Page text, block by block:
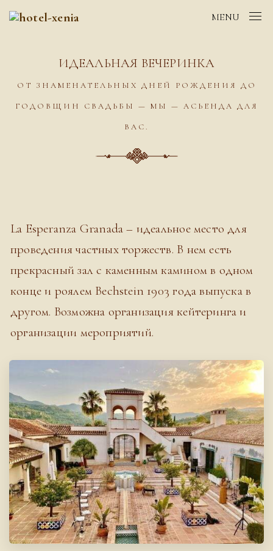
MENU
ИДЕАЛЬНАЯ ВЕЧЕРИНКА
ОТ ЗНАМЕНАТЕЛЬНЫХ ДНЕЙ РОЖДЕНИЯ ДО
ГОДОВЩИН СВАДЬБЫ — МЫ — АСЬЕНДА ДЛЯ
ВАС.
La Esperanza Granada – идеальное место для
проведения частных торжеств. В нем есть
прекрасный зал с каменным камином в одном
конце и роялем Bechstein 1903 года выпуска в
другом. Возможна организация кейтеринга и
организации мероприятий.